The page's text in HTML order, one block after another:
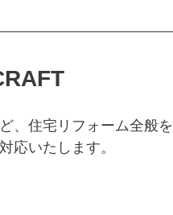
、住宅リフォーム全般を
応いたします。